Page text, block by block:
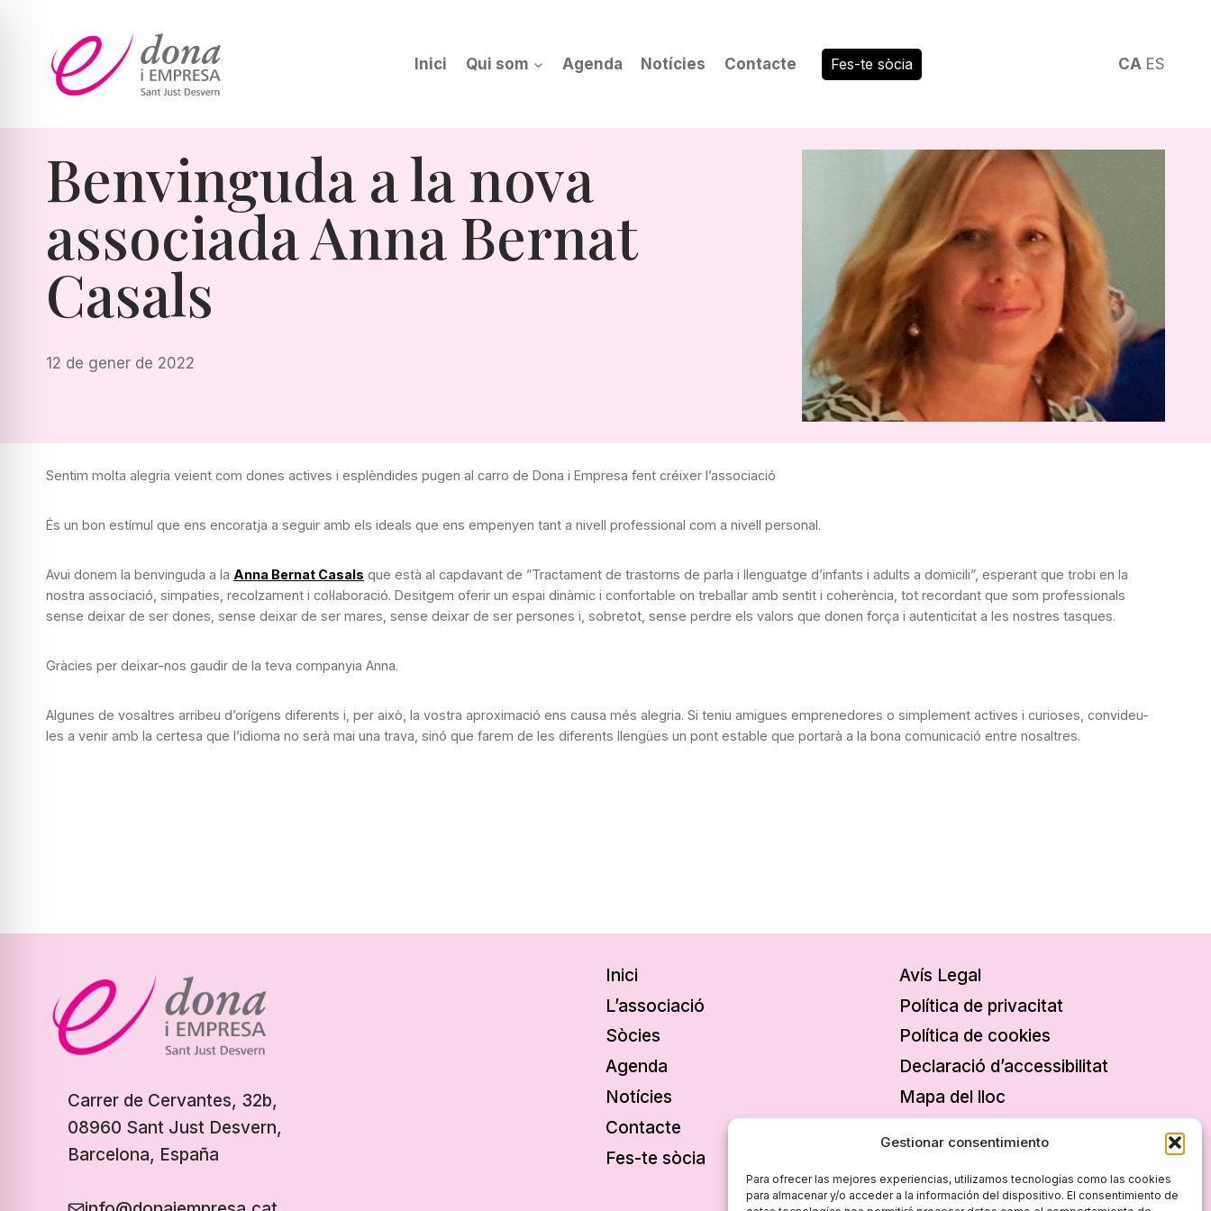
Gestionar consentimiento
Para ofrecer las mejores experiencias, utilizamos tecnologías como las cookies
para almacenar y/o acceder a la información del dispositivo. El consentimiento de
contingut
Inici Qui som Agenda Notícies Contacte Fes-te sòcia CA ES
Benvinguda a la nova
associada Anna Bernat
Casals
12 de gener de 2022
Sentim molta alegria veient com dones actives i esplèndides pugen al carro de Dona i Empresa fent créixer l’associació
És un bon estímul que ens encoratja a seguir amb els ideals que ens empenyen tant a nivell professional com a nivell personal.
Avui donem la benvinguda a la Anna Bernat Casals que està al capdavant de ”Tractament de trastorns de parla i llenguatge d’infants i adults a domicili”, esperant que trobi en la
nostra associació, simpaties, recolzament i col·laboració. Desitgem oferir un espai dinàmic i confortable on treballar amb sentit i coherència, tot recordant que som professionals
sense deixar de ser dones, sense deixar de ser mares, sense deixar de ser persones i, sobretot, sense perdre els valors que donen força i autenticitat a les nostres tasques.
Gràcies per deixar-nos gaudir de la teva companyia Anna.
Algunes de vosaltres arribeu d’orígens diferents i, per això, la vostra aproximació ens causa més alegria. Si teniu amigues emprenedores o simplement actives i curioses, convideu-
les a venir amb la certesa que l’idioma no serà mai una trava, sinó que farem de les diferents llengües un pont estable que portarà a la bona comunicació entre nosaltres.
Carrer de Cervantes, 32b,
08960 Sant Just Desvern,
Barcelona, España
Inici
L’associació
Sòcies
Agenda
Notícies
Contacte
Fes-te sòcia
Avís Legal
Política de privacitat
Política de cookies
Declaració d’accessibilitat
Mapa del lloc